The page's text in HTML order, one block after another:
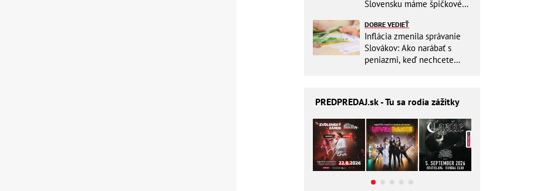
Slovensku máme špičkové
DOBRE VEDIEŤ
Inflácia zmenila správanie
Slovákov: Ako narábať s
peniazmi, keď nechcete
PREDPREDAJ.sk - Tu sa rodia zážitky